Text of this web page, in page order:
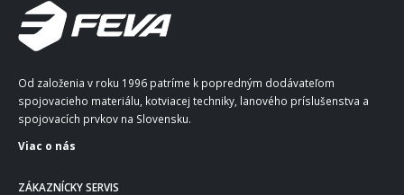
Od založenia v roku 1996 patríme k popredným dodávateľom
spojovacieho materiálu, kotviacej techniky, lanového príslušenstva a
spojovacích prvkov na Slovensku.
Viac o nás
ZÁKAZNÍCKY SERVIS